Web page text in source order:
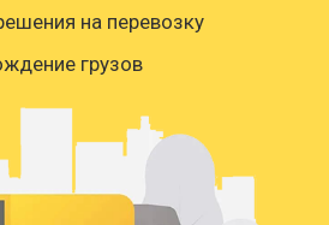
на перевозку
грузов